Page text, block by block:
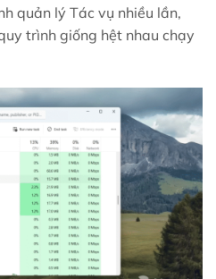
quản lý Tác vụ nhiều lần,
trình giống hệt nhau chạy